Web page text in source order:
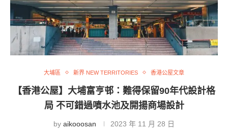
大埔區 新界 NEW TERRITORIES 香港公屋文章
【香港公屋】大埔富亨邨：難得保留90年代設計格
局 不可錯過噴水池及開揚商場設計
by aikooosan 2023 年 11 月 28 日